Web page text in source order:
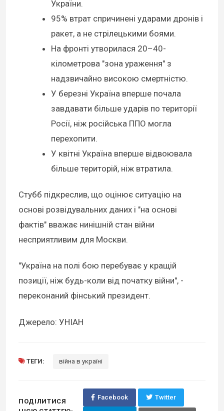
України.
95% втрат спричинені ударами дронів і
ракет, а не стрілецькими боями.
На фронті утворилася 20–40-
кілометрова "зона ураження" з
надзвичайно високою смертністю.
У березні Україна вперше почала
завдавати більше ударів по території
Росії, ніж російська ППО могла
перехопити.
У квітні Україна вперше відвоювала
більше територій, ніж втратила.
Стубб підкреслив, що оцінює ситуацію на
основі розвідувальних даних і "на основі
фактів" вважає нинішній стан війни
несприятливим для Москви.
"Україна на полі бою перебуває у кращій
позиції, ніж будь-коли від початку війни", -
переконаний фінський президент.
Джерело: УНІАН
ТЕГИ: війна в україні
ПОДІЛИТИСЯ
Facebook Twitter